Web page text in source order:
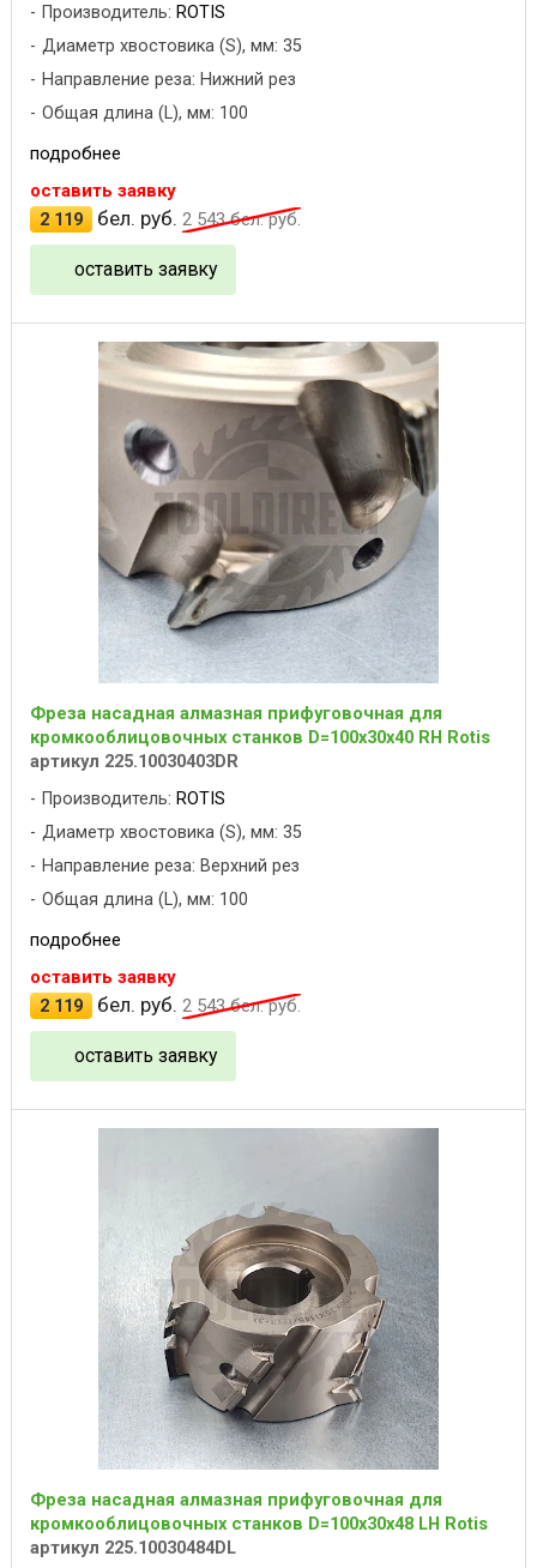
Производитель: ROTIS
Диаметр хвостовика (S), мм: 35
Направление реза: Нижний рез
Общая длина (L), мм: 100
подробнее
оставить заявку
2 119
бел. руб. 2 543бел. руб.
оставить заявку
Фреза насадная алмазная прифуговочная для
кромкооблицовочных станков D=100x30x40 RH Rotis
артикул 225.10030403DR
Производитель: ROTIS
Диаметр хвостовика (S), мм: 35
Направление реза: Верхний рез
Общая длина (L), мм: 100
подробнее
оставить заявку
2 119
бел. руб. 2 543бел. руб.
оставить заявку
Фреза насадная алмазная прифуговочная для
кромкооблицовочных станков D=100x30x48 LH Rotis
артикул 225.10030484DL